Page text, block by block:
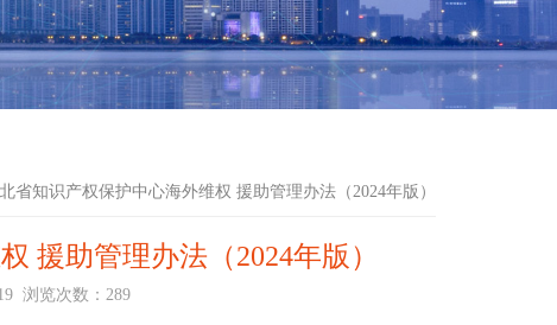
省知识产权保护中心海外维权 援助管理办法（2024年版）
援助管理办法（2024年版）
浏览次数： 289